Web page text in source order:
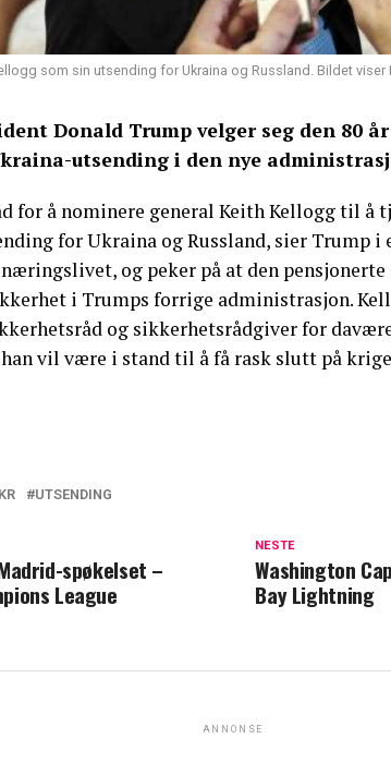
som sin utsending for Ukraina og Russland. Bildet
Donald Trump velger seg den 80
utsending i den nye
for å nominere general Keith Kellogg til å
for Ukraina og Russland, sier Trump
og peker på at den
i Trumps forrige administrasjon.
og sikkerhetsrådgiver for
vil være i stand til å få rask slutt på
UTSENDING
NESTE
Washington
Bay Lightning
spøkelset –
League
ANNONSE